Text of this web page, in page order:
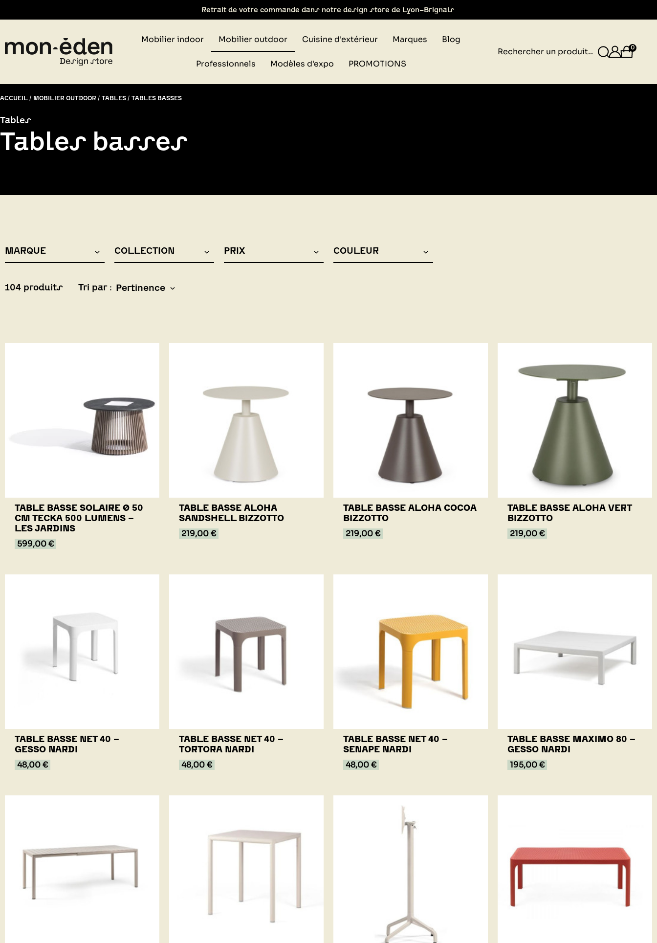
Retrait de votre commande dans notre design store de Lyon-Brignais
Mobilier indoor Mobilier outdoor Cuisine d'extérieur Marques Blog
Professionnels Modèles d'expo PROMOTIONS
0
ACCUEIL MOBILIER OUTDOOR TABLES TABLES BASSES
Tables
Tables basses
104 produits
MARQUE COLLECTION PRIX COULEUR
Tri par : Pertinence
TABLE BASSE SOLAIRE Ø 50
CM TECKA 500 LUMENS -
LES JARDINS
599,00 €
TABLE BASSE ALOHA
SANDSHELL BIZZOTTO
219,00 €
TABLE BASSE ALOHA COCOA
BIZZOTTO
219,00 €
TABLE BASSE ALOHA VERT
BIZZOTTO
219,00 €
TABLE BASSE NET 40 -
GESSO NARDI
48,00 €
TABLE BASSE NET 40 -
TORTORA NARDI
48,00 €
TABLE BASSE NET 40 -
SENAPE NARDI
48,00 €
TABLE BASSE MAXIMO 80 -
GESSO NARDI
195,00 €